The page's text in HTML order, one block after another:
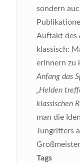
sondern
Auftakt des
klassisch:
erinnern zu
Anfang das
„Helden
klassischen
man die
Jungritters
Tags